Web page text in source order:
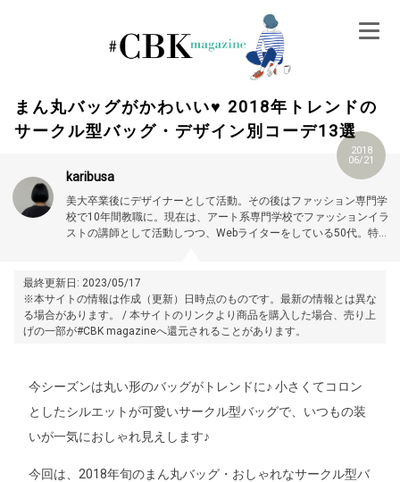
まん丸バッグがかわいい♥ 2018年トレンドの
サークル型バッグ・デザイン別コーデ13選
2018
06/21
karibusa
美大卒業後にデザイナーとして活動。その後はファッション専門学
校で10年間教職に。現在は、アート系専門学校でファッションイラ
ストの講師として活動しつつ、Webライターをしている50代。特に
最終更新日: 2023/05/17
※本サイトの情報は作成（更新）日時点のものです。最新の情報とは異な
る場合があります。 / 本サイトのリンクより商品を購入した場合、売り上
げの一部が#CBK magazineへ還元されることがあります。
今シーズンは丸い形のバッグがトレンドに♪ 小さくてコロン
としたシルエットが可愛いサークル型バッグで、いつもの装
いが一気におしゃれ見えします♪
今回は、2018年旬のまん丸バッグ・おしゃれなサークル型バ